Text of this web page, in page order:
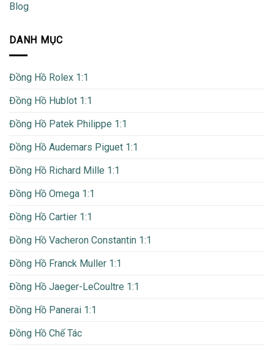
Blog
DANH MỤC
Đồng Hồ Rolex 1:1
Đồng Hồ Hublot 1:1
Đồng Hồ Patek Philippe 1:1
Đồng Hồ Audemars Piguet 1:1
Đồng Hồ Richard Mille 1:1
Đồng Hồ Omega 1:1
Đồng Hồ Cartier 1:1
Đồng Hồ Vacheron Constantin 1:1
Đồng Hồ Franck Muller 1:1
Đồng Hồ Jaeger-LeCoultre 1:1
Đồng Hồ Panerai 1:1
Đồng Hồ Chế Tác